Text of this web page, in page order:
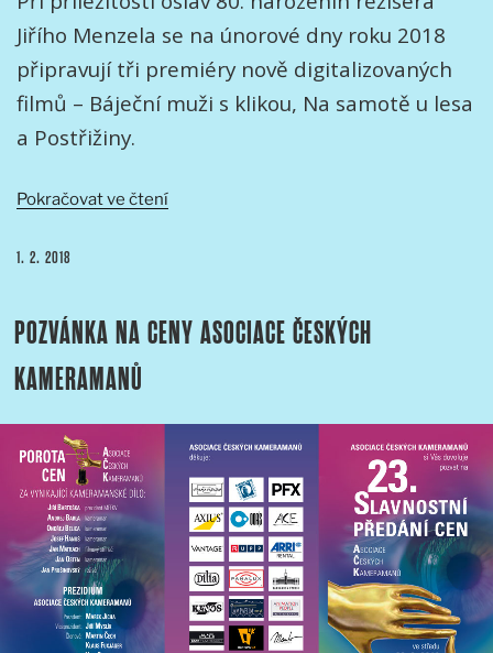
Šofra
a
Jiřího
Jiřího Menzela se na únorové dny roku 2018
připravují tři premiéry nově digitalizovaných
filmů – Báječní muži s klikou, Na samotě u lesa
a Postřižiny.
Pokračovat ve čtení„FILMY
TAJNĚ“
PUBLIKOVÁNO
1. 2. 2018
POZVÁNKA NA CENY ASOCIACE ČESKÝCH
KAMERAMANŮ